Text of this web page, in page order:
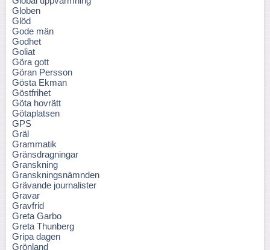
Globen
Glöd
Gode män
Godhet
Goliat
Göra gott
Göran Persson
Gösta Ekman
Göstfrihet
Göta hovrätt
Götaplatsen
GPS
Gräl
Grammatik
Gränsdragningar
Granskning
Granskningsnämnden
Grävande journalister
Gravar
Gravfrid
Greta Garbo
Greta Thunberg
Gripa dagen
Grönland